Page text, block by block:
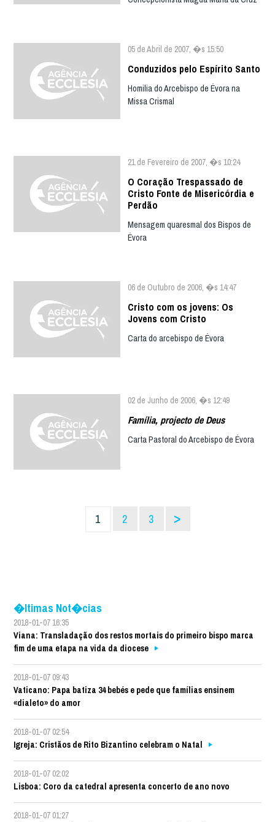
05 de Abril de 2007, �s 15:50
Conduzidos pelo Espírito Santo
Homilia do Arcebispo de Évora na
Missa Crismal
21 de Fevereiro de 2007, �s 10:24
O Coração Trespassado de
Cristo Fonte de Misericórdia e
Perdão
Mensagem quaresmal dos Bispos de
Évora
06 de Outubro de 2006, �s 14:47
Cristo com os jovens: Os
Jovens com Cristo
Carta do arcebispo de Évora
02 de Junho de 2006, �s 12:49
Família, projecto de Deus
Carta Pastoral do Arcebispo de Évora
1 2 3 >
�ltimas Not�cias
2018-01-07 16:35
Viana: Transladação dos restos mortais do primeiro bispo marca
fim de uma etapa na vida da diocese
2018-01-07 09:43
Vaticano: Papa batiza 34 bebés e pede que famílias ensinem
«dialeto» do amor
2018-01-07 02:54
Igreja: Cristãos de Rito Bizantino celebram o Natal
2018-01-07 02:02
Lisboa: Coro da catedral apresenta concerto de ano novo
2018-01-07 01:27